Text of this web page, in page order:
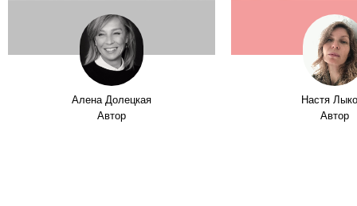
Алена Долецкая
Автор
Настя
Автор